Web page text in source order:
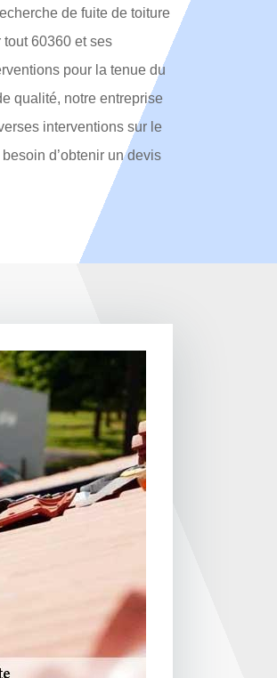
de fuite de toiture
60360 et ses
pour la tenue du
qualité, notre entreprise
interventions sur le
d’obtenir un devis